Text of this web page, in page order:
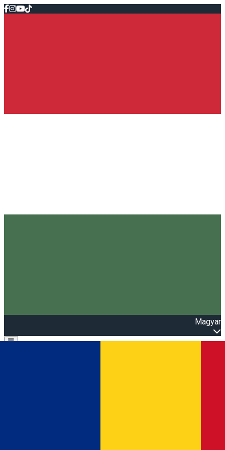
Magyar
Open main menu